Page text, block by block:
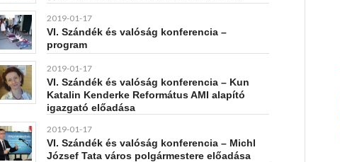
2019-01-17
VI. Szándék és valóság konferencia –
program
2019-01-17
VI. Szándék és valóság konferencia – Kun
Katalin Kenderke Református AMI alapító
igazgató előadása
2019-01-17
VI. Szándék és valóság konferencia – Michl
József Tata város polgármestere előadása